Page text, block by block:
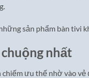
sản phẩm bàn tivi
nhất
ưu thế nhờ vào vẻ